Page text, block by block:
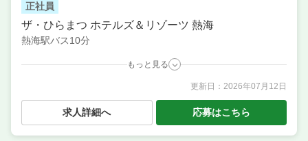
正社員
ザ・ひらまつ ホテルズ＆リゾーツ 熱海
熱海駅バス10分
もっと見る
ソムリエ ／ サービス・ホール ／ 調理・キッチンスタ
ッフ・板前 ／ パティシエ ／ 料理長候補（シェフ・板
長など）
業態 ホテル事業、フレンチ
更新日： 2026年07月12日
求人詳細へ 応募はこちら